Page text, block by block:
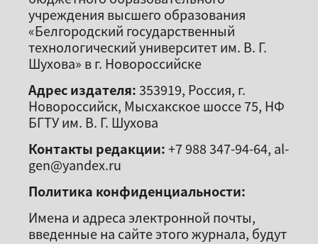
учреждения высшего образования
«Белгородский государственный
технологический университет им. В. Г.
Шухова» в г. Новороссийске
Адрес издателя:353919, Россия, г.
Новороссийск, Мысхакское шоссе 75, НФ
БГТУ им. В. Г. Шухова
Контакты редакции:+7 988 347-94-64, al-
gen@yandex.ru
Политика конфиденциальности:
Имена и адреса электронной почты,
введенные на сайте этого журнала, будут